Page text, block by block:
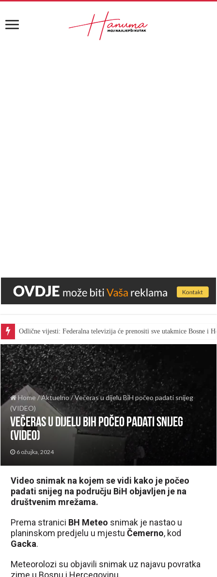
Odlične vijesti: Federalna televizija će prenositi sve utakmice Bosne i
Home /Aktuelno/Večeras u dijelu BiH počeo padati snijeg
(VIDEO)
Večeras u dijelu BiH počeo padati snijeg
(VIDEO)
6 ožujka, 2024
Video snimak na kojem se vidi kako je počeo
padati snijeg na području BiH objavljen je na
društvenim mrežama.
Prema stranici BH Meteo snimak je nastao u
planinskom predjelu u mjestuČemerno, kod
Gacka.
Meteorolozi su objavili snimak uz najavu povratka
zime u Bosnu i Hercegovinu.